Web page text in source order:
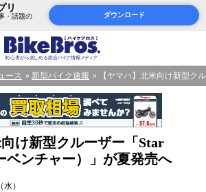
リ
・話題の
ダウンロード
ース 新型バイク速報 【ヤマハ】北米向け新型ク
向け新型クルーザー「Star
ベンチャー）」が夏発売へ
）